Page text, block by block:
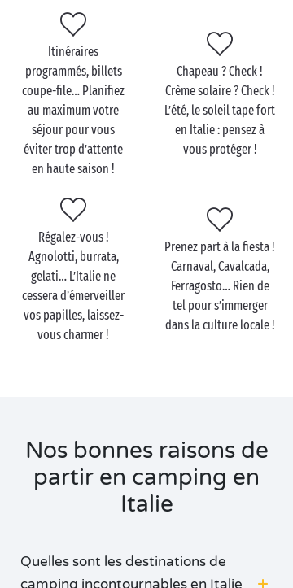
Italie et séjournez dans l’un de nos campings
idéalement situés ! Avec ses paysages naturels à
couper le souffle, son patrimoine historique
multimillénaire, sagastronomie de renom , l’Italie a
plus d’un tour dans son sac pour vous conquérir.
Ajoutez à cela un camping au cadre idyllique où vous
pourrez faire le plein d’activités, dedétenteet de
découvertes, vous obtenez la recette idéale de vos
Itinéraires
programmés, billets
coupe-file… Planifiez
au maximum votre
séjour pour vous
éviter trop d’attente
en haute saison !
Chapeau ? Check !
Crème solaire ? Check !
L’été, le soleil tape fort
en Italie : pensez à
vous protéger !
Régalez-vous !
Agnolotti, burrata,
gelati… L’Italie ne
cessera d’émerveiller
vos papilles, laissez-
vous charmer !
Prenez part à la fiesta !
Carnaval, Cavalcada,
Ferragosto… Rien de
tel pour s’immerger
dans la culture locale !
Nos bonnes raisons de
partir en camping en
Italie
Quelles sont les destinations de
camping incontournables en Italie